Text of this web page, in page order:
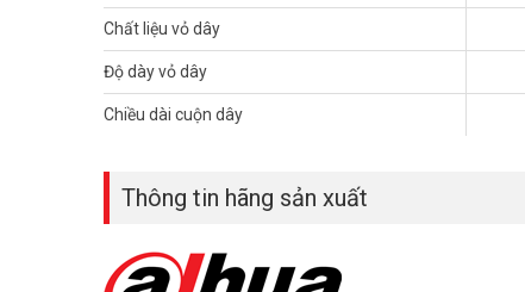
Chất liệu vỏ dây
Độ dày vỏ dây
Chiều dài cuộn dây
Thông tin hãng sản xuất